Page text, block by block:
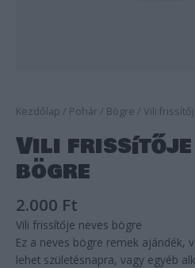
Kezdőlap / Pohár / Bögre / Vili
Vili frissítője
bögre
2.000 Ft
Vili frissítője neves bögre
Ez a neves bögre remek ajándék,
lehet születésnapra, vagy egyéb